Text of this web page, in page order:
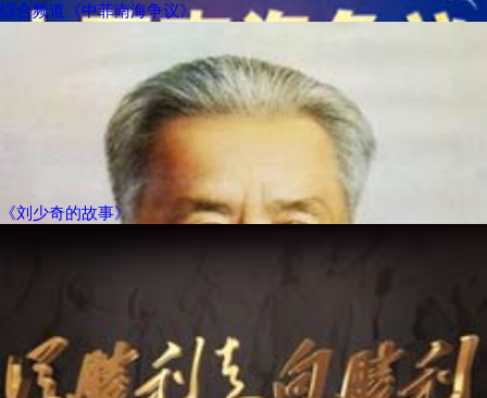
综合频道《中菲南海争议》
《刘少奇的故事》